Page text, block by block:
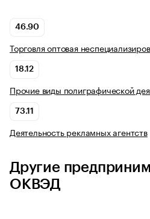
46.90
Торговля оптовая
18.12
Прочие виды полиграфической
73.11
Деятельность рекламных агентств
Другие
ОКВЭД